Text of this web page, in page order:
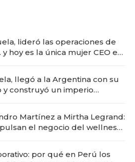
lideró las operaciones de
y hoy es la única mujer CEO en
llegó a la Argentina con su
construyó un imperio
Martínez a Mirtha Legrand:
el negocio del wellness
por qué en Perú los